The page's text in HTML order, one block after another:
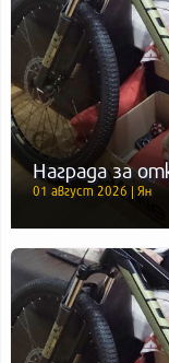
Награда за
01 август 2026 | Ян